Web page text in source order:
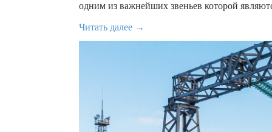
одним из важнейших звеньев которой
Читать далее →